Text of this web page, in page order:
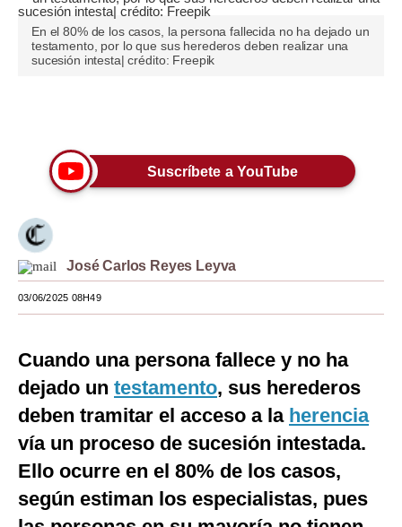
Blogs
Tendencias
Moda
Estilos
Mundo
EEUU
México
Internacional
Tecnología
Club del Suscriptor
Mix
G de Gestión
En el 80% de los casos, la persona fallecida no ha dejado un
testamento, por lo que sus herederos deben realizar una
sucesión intesta| crédito: Freepik
Suscríbete a YouTube
José Carlos Reyes Leyva
03/06/2025 08H49
Cuando una persona fallece y no ha
dejado un testamento, sus herederos
deben tramitar el acceso a la herencia
vía un proceso de sucesión intestada.
Ello ocurre en el 80% de los casos,
según estiman los especialistas, pues